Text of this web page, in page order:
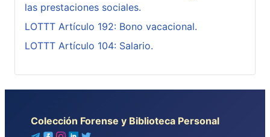
las prestaciones sociales.
LOTTT Artículo 192: Bono vacacional.
LOTTT Artículo 104: Salario.
Colección Forense y Biblioteca Personal